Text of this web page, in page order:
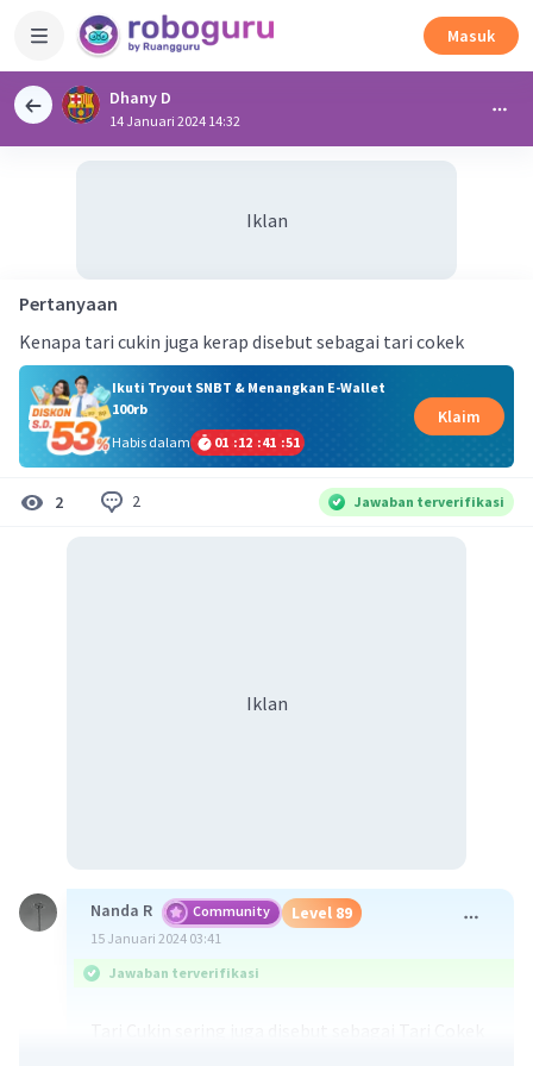
Masuk
Dhany D
14 Januari 2024 14:32
Iklan
Pertanyaan
Kenapa tari cukin juga kerap disebut sebagai tari cokek
Ikuti Tryout SNBT & Menangkan E-Wallet
100rb
Habis dalam
01 :12 :41 :50
Klaim
2 2 Jawaban terverifikasi
Iklan
Nanda R Community Level 89
15 Januari 2024 03:41
Jawaban terverifikasi